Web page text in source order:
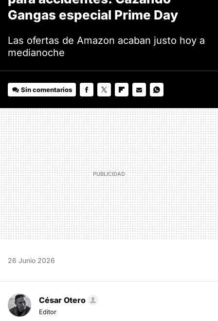
Gangas especial Prime Day
Las ofertas de Amazon acaban justo hoy a
medianoche
Sin comentarios
MAIL
26 Junio 2026
César Otero
Editor